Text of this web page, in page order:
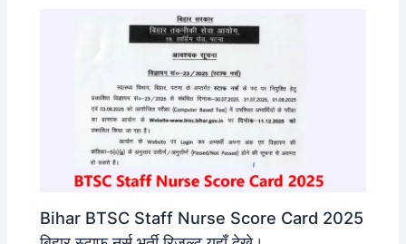
Bihar BTSC Staff Nurse Score Card 2025